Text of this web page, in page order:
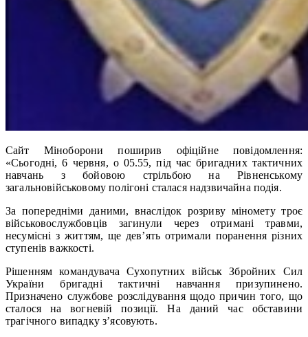
Сайт Міноборони поширив офіційне повідомлення:
«Сьогодні, 6 червня, о 05.55, під час бригадних тактичних
навчань з бойовою стрільбою на Рівненському
загальновійськовому полігоні сталася надзвичайна подія.
За попередніми даними, внаслідок розриву міномету троє
військовослужбовців загинули через отримані травми,
несумісні з життям, ще дев’ять отримали поранення різних
ступенів важкості.
Рішенням командувача Сухопутних військ Збройних Сил
України бригадні тактичні навчання призупинено.
Призначено службове розслідування щодо причин того, що
сталося на вогневій позиції. На даний час обставини
трагічного випадку з’ясовують.